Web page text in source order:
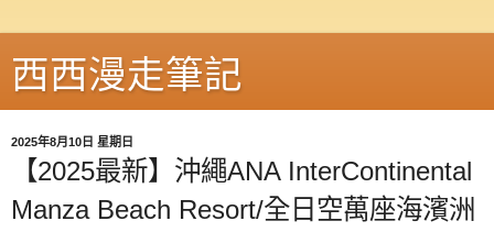
西西漫走筆記
2025年8月10日 星期日
【2025最新】沖繩ANA InterContinental
Manza Beach Resort/全日空萬座海濱洲